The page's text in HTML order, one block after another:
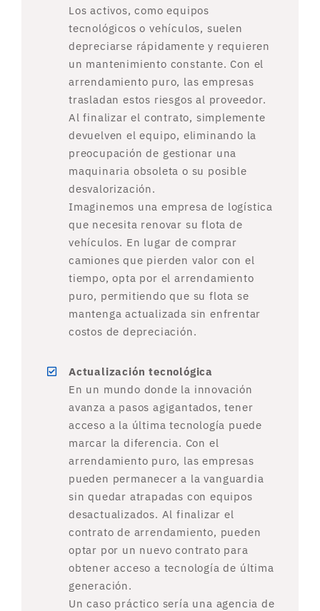
Los activos, como equipos
tecnológicos o vehículos, suelen
depreciarse rápidamente y requieren
un mantenimiento constante. Con el
arrendamiento puro, las empresas
trasladan estos riesgos al proveedor.
Al finalizar el contrato, simplemente
devuelven el equipo, eliminando la
preocupación de gestionar una
maquinaria obsoleta o su posible
desvalorización.
Imaginemos una empresa de logística
que necesita renovar su flota de
vehículos. En lugar de comprar
camiones que pierden valor con el
tiempo, opta por el arrendamiento
puro, permitiendo que su flota se
mantenga actualizada sin enfrentar
costos de depreciación.
Actualización tecnológica
En un mundo donde la innovación
avanza a pasos agigantados, tener
acceso a la última tecnología puede
marcar la diferencia. Con el
arrendamiento puro, las empresas
pueden permanecer a la vanguardia
sin quedar atrapadas con equipos
desactualizados. Al finalizar el
contrato de arrendamiento, pueden
optar por un nuevo contrato para
obtener acceso a tecnología de última
generación.
Un caso práctico sería una agencia de